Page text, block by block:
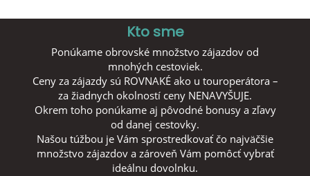
Kto sme
Ponúkame obrovské množstvo zájazdov od
mnohých cestoviek.
Ceny za zájazdy sú ROVNAKÉ ako u touroperátora –
za žiadnych okolností ceny NENAVYŠUJE.
Okrem toho ponúkame aj pôvodné bonusy a zľavy
od danej cestovky.
Našou túžbou je Vám sprostredkovať čo najväčšie
množstvo zájazdov a zároveň Vám pomôcť vybrať
ideálnu dovolnku.